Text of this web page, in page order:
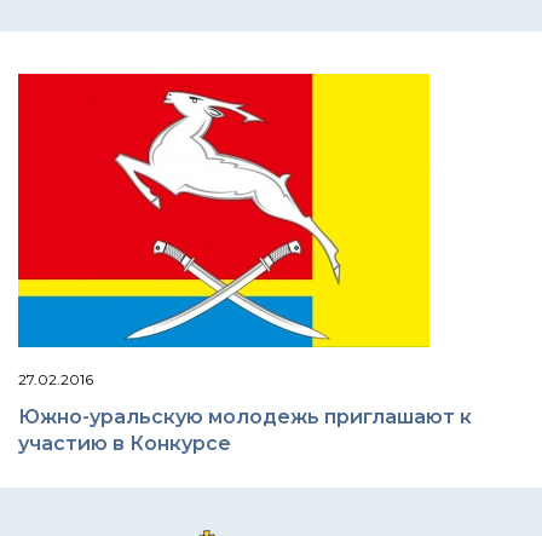
27.02.2016
Южно-уральскую молодежь приглашают к
участию в Конкурсе